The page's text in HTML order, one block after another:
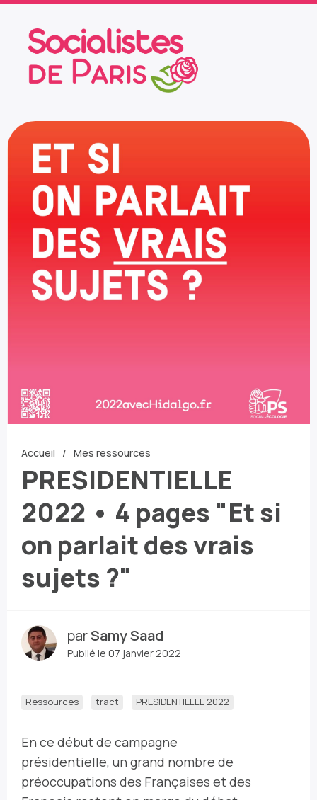
Accueil Mes ressources
PRESIDENTIELLE
2022 • 4 pages "Et si
on parlait des vrais
sujets ?"
parSamy Saad
Publié le 07 janvier 2022
Ressources tract PRESIDENTIELLE 2022
En ce début de campagne
présidentielle, un grand nombre de
préoccupations des Françaises et des